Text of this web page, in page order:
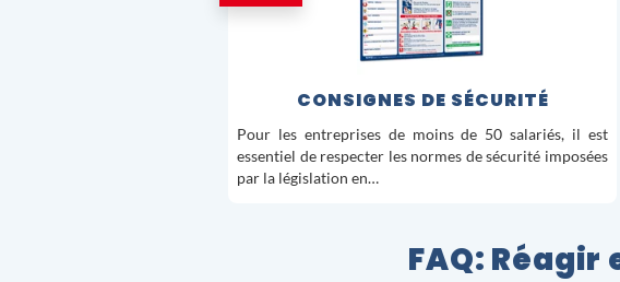
CONSIGNES DE SÉCURITÉ
Pour les entreprises de moins de 50 salariés, il est
essentiel de respecter les normes de sécurité imposées
par la législation en…
FAQ: